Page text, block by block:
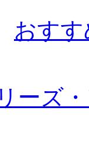
おす
ーズ